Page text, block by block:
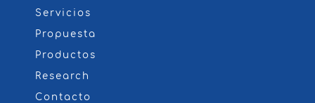
Servicios
Propuesta
Productos
Research
Contacto